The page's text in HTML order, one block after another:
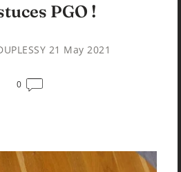
PGO !
21 May 2021
0